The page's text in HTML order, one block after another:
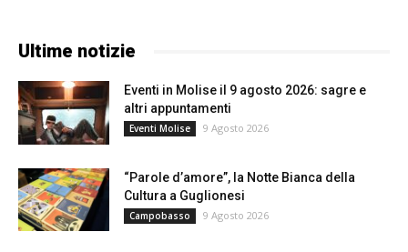
Ultime notizie
Eventi in Molise il 9 agosto 2026: sagre e
altri appuntamenti
Eventi Molise 9 Agosto 2026
“Parole d’amore”, la Notte Bianca della
Cultura a Guglionesi
Campobasso 9 Agosto 2026